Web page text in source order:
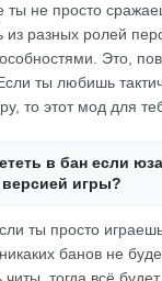
ты не просто
разных ролей
Это,
ты любишь
то этот мод для
в бан если
версией игры?
ты просто
банов не